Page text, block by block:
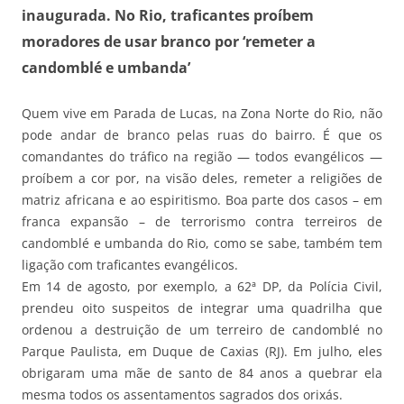
inaugurada. No Rio, traficantes proíbem
moradores de usar branco por ‘remeter a
candomblé e umbanda’
Quem vive em Parada de Lucas, na Zona Norte do Rio, não
pode andar de branco pelas ruas do bairro. É que os
comandantes do tráfico na região — todos evangélicos —
proíbem a cor por, na visão deles, remeter a religiões de
matriz africana e ao espiritismo. Boa parte dos casos – em
franca expansão – de terrorismo contra terreiros de
candomblé e umbanda do Rio, como se sabe, também tem
ligação com traficantes evangélicos.
Em 14 de agosto, por exemplo, a 62ª DP, da Polícia Civil,
prendeu oito suspeitos de integrar uma quadrilha que
ordenou a destruição de um terreiro de candomblé no
Parque Paulista, em Duque de Caxias (RJ). Em julho, eles
obrigaram uma mãe de santo de 84 anos a quebrar ela
mesma todos os assentamentos sagrados dos orixás.